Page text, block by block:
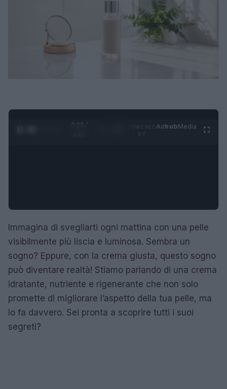
0:26 /
AdhubMedia
Immagina di svegliarti ogni mattina con una pelle
visibilmente più liscia e luminosa. Sembra un
sogno? Eppure, con la crema giusta, questo sogno
può diventare realtà! Stiamo parlando di una crema
idratante, nutriente e rigenerante che non solo
promette di migliorare l’aspetto della tua pelle, ma
lo fa davvero. Sei pronta a scoprire tutti i suoi
segreti?